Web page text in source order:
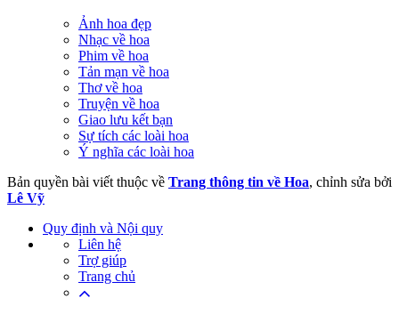
Ảnh hoa đẹp
Nhạc về hoa
Phim về hoa
Tản mạn về hoa
Thơ về hoa
Truyện về hoa
Giao lưu kết bạn
Sự tích các loài hoa
Ý nghĩa các loài hoa
Bản quyền bài viết thuộc về Trang thông tin về Hoa, chỉnh sửa bởi
Lê Vỹ
Quy định và Nội quy
Liên hệ
Trợ giúp
Trang chủ